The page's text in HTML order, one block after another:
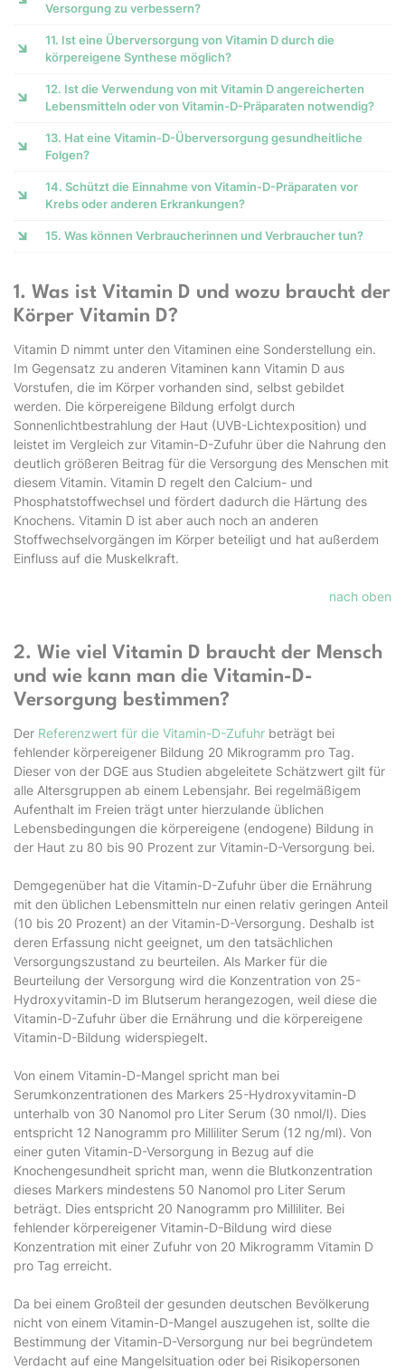
Versorgung zu verbessern?
11. Ist eine Überversorgung von Vitamin D durch die
körpereigene Synthese möglich?
12. Ist die Verwendung von mit Vitamin D angereicherten
Lebensmitteln oder von Vitamin-D-Präparaten notwendig?
13. Hat eine Vitamin-D-Überversorgung gesundheitliche
Folgen?
14. Schützt die Einnahme von Vitamin-D-Präparaten vor
Krebs oder anderen Erkrankungen?
15. Was können Verbraucherinnen und Verbraucher tun?
1. Was ist Vitamin D und wozu braucht der
Körper Vitamin D?
Vitamin D nimmt unter den Vitaminen eine Sonderstellung ein.
Im Gegensatz zu anderen Vitaminen kann Vitamin D aus
Vorstufen, die im Körper vorhanden sind, selbst gebildet
werden. Die körpereigene Bildung erfolgt durch
Sonnenlichtbestrahlung der Haut (UVB-Lichtexposition) und
leistet im Vergleich zur Vitamin-D-Zufuhr über die Nahrung den
deutlich größeren Beitrag für die Versorgung des Menschen mit
diesem Vitamin. Vitamin D regelt den Calcium- und
Phosphatstoffwechsel und fördert dadurch die Härtung des
Knochens. Vitamin D ist aber auch noch an anderen
Stoffwechselvorgängen im Körper beteiligt und hat außerdem
Einfluss auf die Muskelkraft.
nach oben
2. Wie viel Vitamin D braucht der Mensch
und wie kann man die Vitamin-D-
Versorgung bestimmen?
Der Referenzwert für die Vitamin-D-Zufuhr beträgt bei
fehlender körpereigener Bildung 20 Mikrogramm pro Tag.
Dieser von der DGE aus Studien abgeleitete Schätzwert gilt für
alle Altersgruppen ab einem Lebensjahr. Bei regelmäßigem
Aufenthalt im Freien trägt unter hierzulande üblichen
Lebensbedingungen die körpereigene (endogene) Bildung in
der Haut zu 80 bis 90 Prozent zur Vitamin-D-Versorgung bei.
Demgegenüber hat die Vitamin-D-Zufuhr über die Ernährung
mit den üblichen Lebensmitteln nur einen relativ geringen Anteil
(10 bis 20 Prozent) an der Vitamin-D-Versorgung. Deshalb ist
deren Erfassung nicht geeignet, um den tatsächlichen
Versorgungszustand zu beurteilen. Als Marker für die
Beurteilung der Versorgung wird die Konzentration von 25-
Hydroxyvitamin-D im Blutserum herangezogen, weil diese die
Vitamin-D-Zufuhr über die Ernährung und die körpereigene
Vitamin-D-Bildung widerspiegelt.
Von einem Vitamin-D-Mangel spricht man bei
Serumkonzentrationen des Markers 25-Hydroxyvitamin-D
unterhalb von 30 Nanomol pro Liter Serum (30 nmol/l). Dies
entspricht 12 Nanogramm pro Milliliter Serum (12 ng/ml). Von
einer guten Vitamin-D-Versorgung in Bezug auf die
Knochengesundheit spricht man, wenn die Blutkonzentration
dieses Markers mindestens 50 Nanomol pro Liter Serum
beträgt. Dies entspricht 20 Nanogramm pro Milliliter. Bei
fehlender körpereigener Vitamin-D-Bildung wird diese
Konzentration mit einer Zufuhr von 20 Mikrogramm Vitamin D
pro Tag erreicht.
Da bei einem Großteil der gesunden deutschen Bevölkerung
nicht von einem Vitamin-D-Mangel auszugehen ist, sollte die
Bestimmung der Vitamin-D-Versorgung nur bei begründetem
Verdacht auf eine Mangelsituation oder bei Risikopersonen